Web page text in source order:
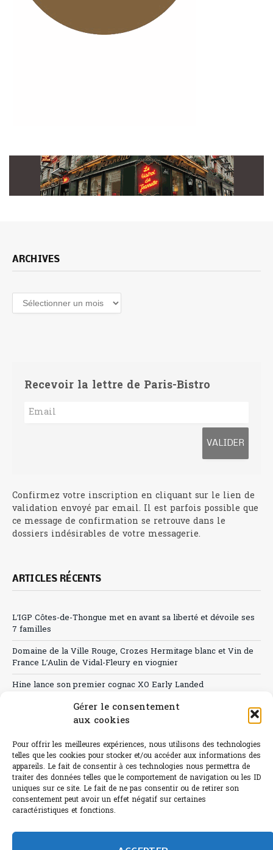
Gérer le consentement
aux cookies
Pour offrir les meilleures expériences, nous utilisons des technologies
telles que les cookies pour stocker et/ou accéder aux informations des
appareils. Le fait de consentir à ces technologies nous permettra de
traiter des données telles que le comportement de navigation ou les ID
uniques sur ce site. Le fait de ne pas consentir ou de retirer son
consentement peut avoir un effet négatif sur certaines
caractéristiques et fonctions.
ARCHIVES
Archives
Recevoir la lettre de Paris-Bistro
Confirmez votre inscription en cliquant sur le lien de
validation envoyé par email. Il est parfois possible que
ce message de confirmation se retrouve dans le
dossiers indésirables de votre messagerie.
ARTICLES RÉCENTS
L’IGP Côtes-de-Thongue met en avant sa liberté et dévoile ses
7 familles
Domaine de la Ville Rouge, Crozes Hermitage blanc et Vin de
France L’Aulin de Vidal-Fleury en viognier
Hine lance son premier cognac XO Early Landed
Canicule : A quand le CHR à « l’heure espagnole » ?
Sélection de rosés 2026
L'abus d'alcool est dangereux pour la santé.